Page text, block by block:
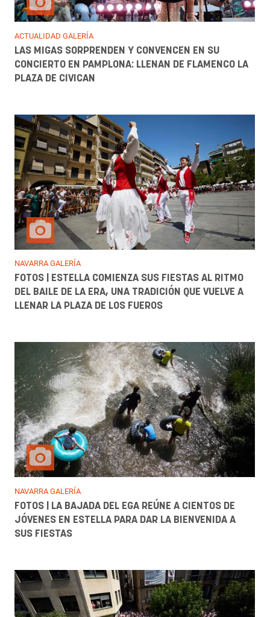
ACTUALIDAD GALERÍA
LAS MIGAS SORPRENDEN Y CONVENCEN EN SU
CONCIERTO EN PAMPLONA: LLENAN DE FLAMENCO LA
PLAZA DE CIVICAN
NAVARRA GALERÍA
FOTOS | ESTELLA COMIENZA SUS FIESTAS AL RITMO
DEL BAILE DE LA ERA, UNA TRADICIÓN QUE VUELVE A
LLENAR LA PLAZA DE LOS FUEROS
NAVARRA GALERÍA
FOTOS | LA BAJADA DEL EGA REÚNE A CIENTOS DE
JÓVENES EN ESTELLA PARA DAR LA BIENVENIDA A
SUS FIESTAS